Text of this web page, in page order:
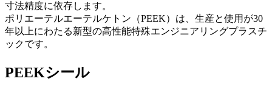
寸法精度に依存します。
ポリエーテルエーテルケトン（PEEK）は、生産と使用が30
年以上にわたる新型の高性能特殊エンジニアリングプラスチ
ックです。
PEEKシール